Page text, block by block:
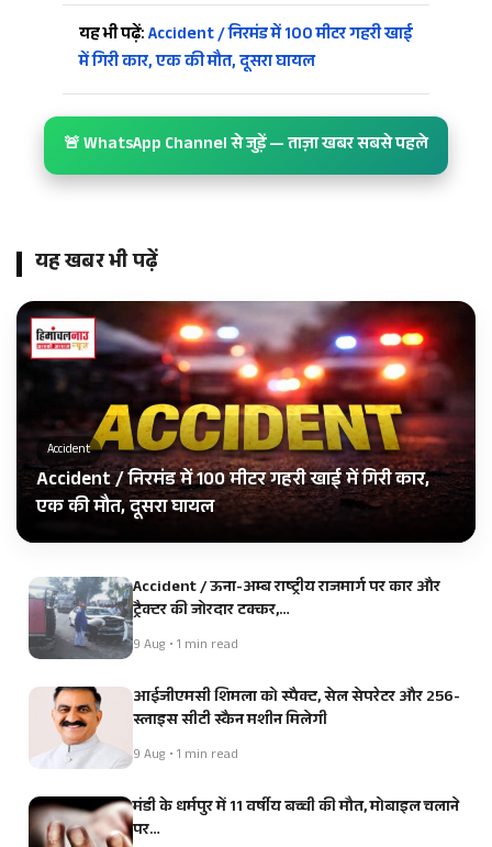
यह भी पढ़ें:Accident / निरमंड में 100 मीटर गहरी खाई
में गिरी कार, एक की मौत, दूसरा घायल
🚨 WhatsApp Channel से जुड़ें — ताज़ा खबर सबसे पहले
यह खबर भी पढ़ें
Accident
Accident / निरमंड में 100 मीटर गहरी खाई में गिरी कार,
एक की मौत, दूसरा घायल
Accident / ऊना-अम्ब राष्ट्रीय राजमार्ग पर कार और
ट्रैक्टर की जोरदार टक्कर,…
9 Aug • 1 min read
आईजीएमसी शिमला को स्पैक्ट, सेल सेपरेटर और 256-
स्लाइस सीटी स्कैन मशीन मिलेगी
9 Aug • 1 min read
मंडी के धर्मपुर में 11 वर्षीय बच्ची की मौत, मोबाइल चलाने
पर…